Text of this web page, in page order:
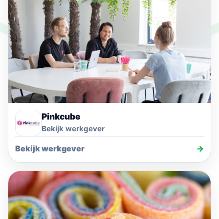
Pinkcube
Bekijk werkgever
Bekijk werkgever →